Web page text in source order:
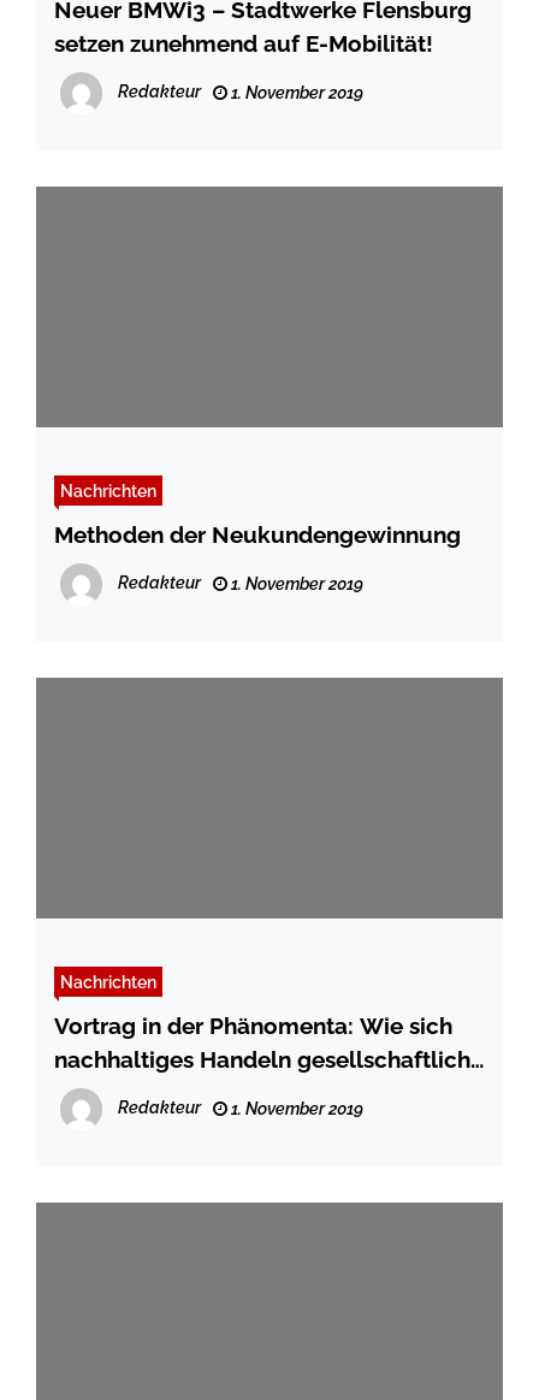
Neuer BMWi3 – Stadtwerke Flensburg
setzen zunehmend auf E-Mobilität!
Redakteur 1. November 2019
Nachrichten
Methoden der Neukundengewinnung
Redakteur 1. November 2019
Nachrichten
Vortrag in der Phänomenta: Wie sich
nachhaltiges Handeln gesellschaftlich
verbreiten kann
Redakteur 1. November 2019